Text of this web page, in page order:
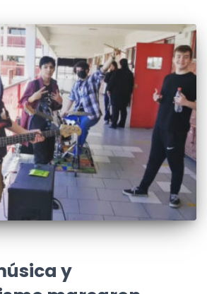
y